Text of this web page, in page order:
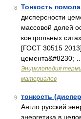
8 Тонкость
дисперсности
массовой долей
контрольных
[ГОСТ 30515
цемента&#8230; …
Энциклопедия
материалов
9 тонкость
Англо русский
энергетика в